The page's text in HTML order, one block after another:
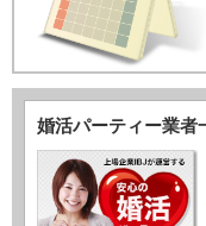
婚活パーティー業者